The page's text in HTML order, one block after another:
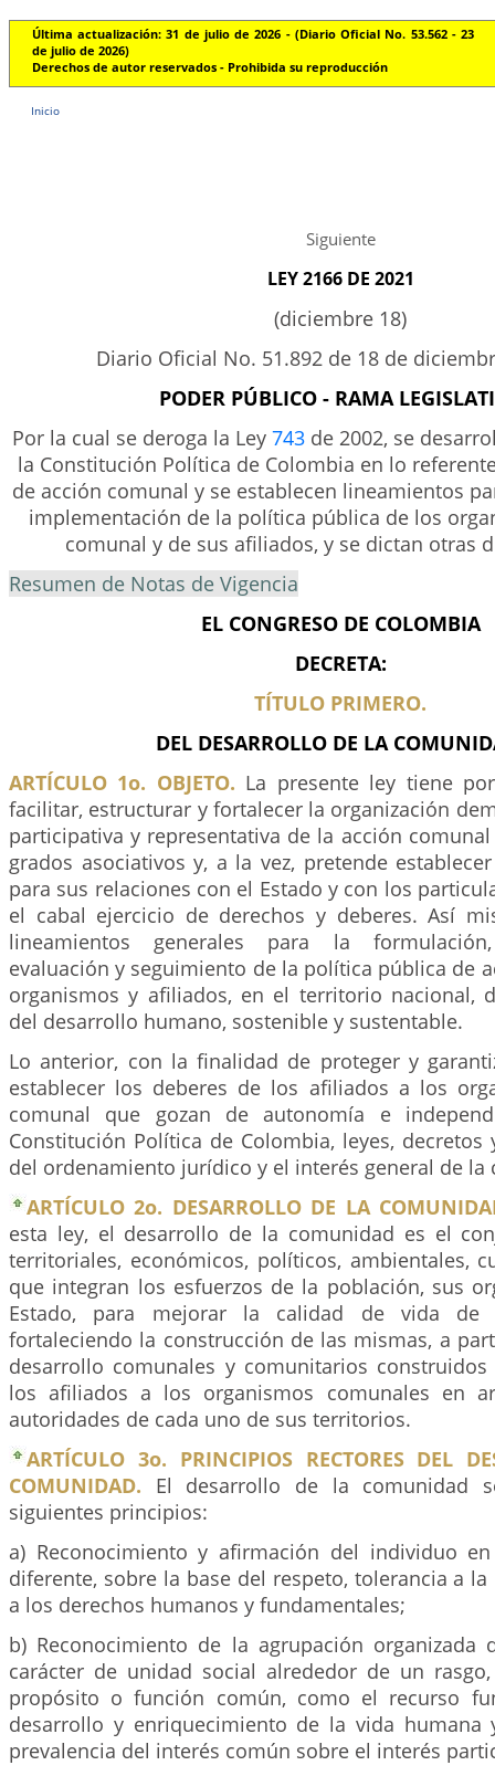
Última actualización: 31 de julio de 2026 - (Diario Oficial No. 53.562 - 23
de julio de 2026)
Derechos de autor reservados - Prohibida su reproducción
Inicio
Siguiente
LEY 2166 DE 2021
(diciembre 18)
Diario Oficial No. 51.892 de 18 de
PODER PÚBLICO - RAMA
Por la cual se deroga la Ley 743 de 2002, se
la Constitución Política de Colombia en lo
de acción comunal y se establecen lineamientos
implementación de la política pública de los
comunal y de sus afiliados, y se dictan otras
Resumen de Notas de Vigencia
EL CONGRESO DE COLOMBIA
DECRETA:
TÍTULO PRIMERO.
DEL DESARROLLO DE LA
ARTÍCULO 1o. OBJETO. La presente ley tiene
facilitar, estructurar y fortalecer la organización
participativa y representativa de la acción
grados asociativos y, a la vez, pretende
para sus relaciones con el Estado y con los
el cabal ejercicio de derechos y deberes. Así
lineamientos generales para la formulación,
evaluación y seguimiento de la política pública de
organismos y afiliados, en el territorio nacional,
del desarrollo humano, sostenible y sustentable.
Lo anterior, con la finalidad de proteger y
establecer los deberes de los afiliados a los
comunal que gozan de autonomía e
Constitución Política de Colombia, leyes, decretos
del ordenamiento jurídico y el interés general de la
ARTÍCULO 2o. DESARROLLO DE LA
esta ley, el desarrollo de la comunidad es el
territoriales, económicos, políticos, ambientales,
que integran los esfuerzos de la población, sus
Estado, para mejorar la calidad de vida de
fortaleciendo la construcción de las mismas, a
desarrollo comunales y comunitarios
los afiliados a los organismos comunales en
autoridades de cada uno de sus territorios.
ARTÍCULO 3o. PRINCIPIOS RECTORES DEL
COMUNIDAD. El desarrollo de la comunidad
siguientes principios:
a) Reconocimiento y afirmación del individuo
diferente, sobre la base del respeto, tolerancia a
a los derechos humanos y fundamentales;
b) Reconocimiento de la agrupación organizada
carácter de unidad social alrededor de un
propósito o función común, como el recurso
desarrollo y enriquecimiento de la vida humana
prevalencia del interés común sobre el interés